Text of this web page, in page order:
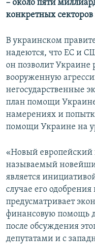
– около пяти
конкретных
В украинском
надеются, что ЕС и
он позволит Украине
вооруженную
негосударственные
план помощи
намерениях и
помощи Украине на
«Новый
называемый
является
случае его
предусматривает
финансовую помощь
после обсуждения
депутатами и с